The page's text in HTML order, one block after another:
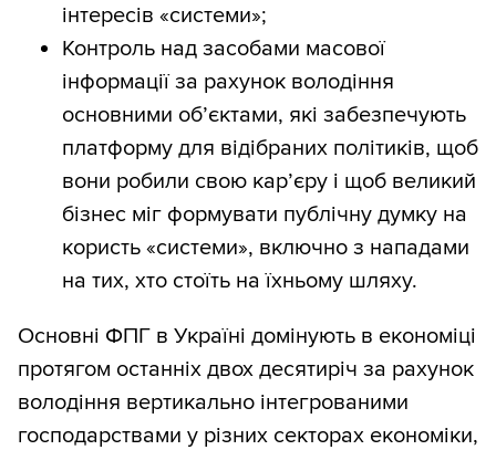
інтересів «системи»;
Контроль над засобами масової
інформації за рахунок володіння
основними об’єктами, які забезпечують
платформу для відібраних політиків, щоб
вони робили свою кар’єру і щоб великий
бізнес міг формувати публічну думку на
користь «системи», включно з нападами
на тих, хто стоїть на їхньому шляху.
Основні ФПГ в Україні домінують в економіці
протягом останніх двох десятиріч за рахунок
володіння вертикально інтегрованими
господарствами у різних секторах економіки,